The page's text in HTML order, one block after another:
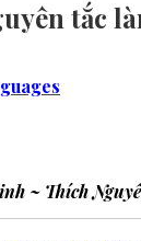
tắc
~ Thích